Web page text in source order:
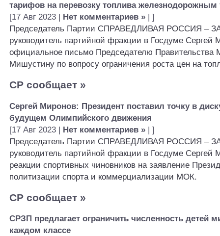
тарифов на перевозку топлива железнодорожным
[17 Авг 2023 | Нет комментариев » | ]
Председатель Партии СПРАВЕДЛИВАЯ РОССИЯ –
руководитель партийной фракции в Госдуме Сергей
официальное письмо Председателю Правительства
Мишустину по вопросу ограничения роста цен на
СР сообщает »
Сергей Миронов: Президент поставил точку в
будущем Олимпийского движения
[17 Авг 2023 | Нет комментариев » | ]
Председатель Партии СПРАВЕДЛИВАЯ РОССИЯ –
руководитель партийной фракции в Госдуме Сергей
реакции спортивных чиновников на заявление
политизации спорта и коммерциализации МОК.
СР сообщает »
СРЗП предлагает ограничить численность детей
каждом классе